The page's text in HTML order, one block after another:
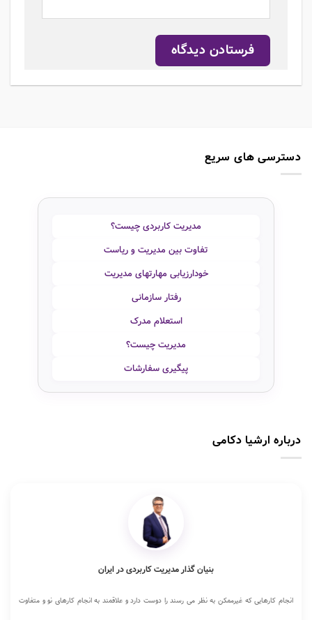
دسترسی های سریع
مدیریت کاربردی چیست؟
تفاوت بین مدیریت و ریاست
خودارزیابی مهارتهای مدیریت
رفتار سازمانی
استعلام مدرک
مدیریت چیست؟
پیگیری سفارشات
درباره ارشیا دکامی
بنیان گذار مدیریت کاربردی در ایران
انجام کارهایی که غیرممکن به نظر می رسند را دوست دارد و علاقمند به انجام کارهای نو و متفاوت